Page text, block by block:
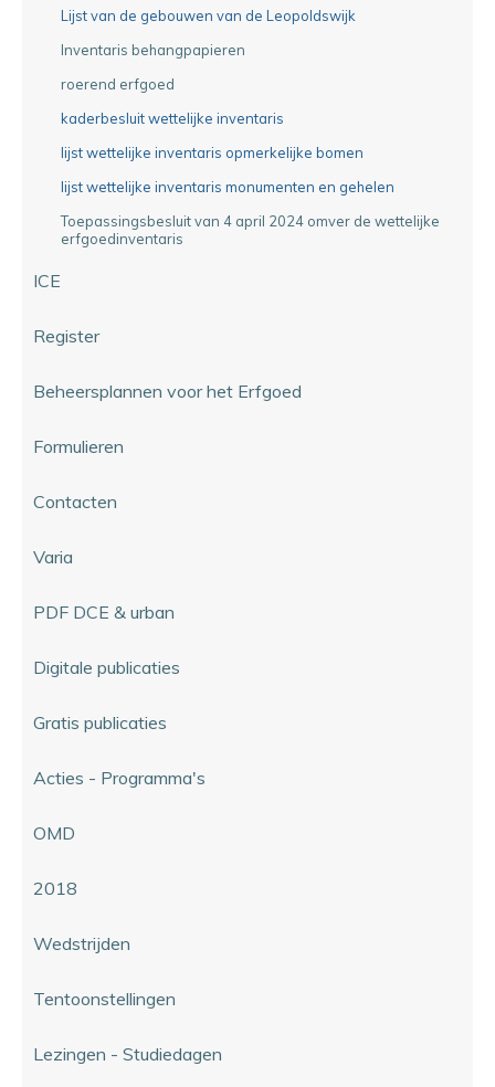
Lijst van de gebouwen van de Leopoldswijk
Inventaris behangpapieren
roerend erfgoed
kaderbesluit wettelijke inventaris
lijst wettelijke inventaris opmerkelijke bomen
lijst wettelijke inventaris monumenten en gehelen
Toepassingsbesluit van 4 april 2024 omver de wettelijke
erfgoedinventaris
ICE
Register
Beheersplannen voor het Erfgoed
Formulieren
Contacten
Varia
PDF DCE & urban
Digitale publicaties
Gratis publicaties
Acties - Programma's
OMD
2018
Wedstrijden
Tentoonstellingen
Lezingen - Studiedagen